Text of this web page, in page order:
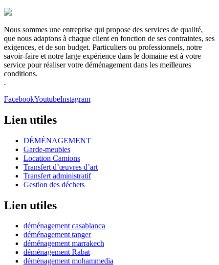
Nous sommes une entreprise qui propose des services de qualité,
que nous adaptons à chaque client en fonction de ses contraintes, ses
exigences, et de son budget. Particuliers ou professionnels, notre
savoir-faire et notre large expérience dans le domaine est à votre
service pour réaliser votre déménagement dans les meilleures
conditions.
.
FacebookYoutubeInstagram
Lien utiles
DÉMÉNAGEMENT
Garde-meubles
Location Camions
Transfert d’œuvres d’art
Transfert administratif
Gestion des déchets
Lien utiles
déménagement casablanca
déménagement tanger
déménagement marrakech
déménagement Rabat
déménagement mohammedia